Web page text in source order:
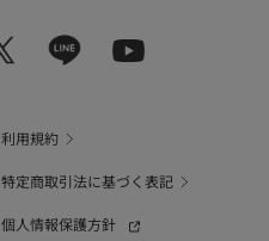
利用規約
特定商取引法に基づく表記
個人情報保護方針